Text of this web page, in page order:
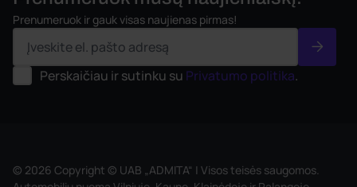
Prenumeruok ir gauk visas naujienas pirmas!
Perskaičiau ir sutinku su Privatumo politika.
© 2026 Copyright © UAB „ADMITA“ | Visos teisės saugomos.